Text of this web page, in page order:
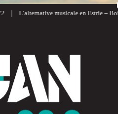
L’alternative musicale en Estrie –